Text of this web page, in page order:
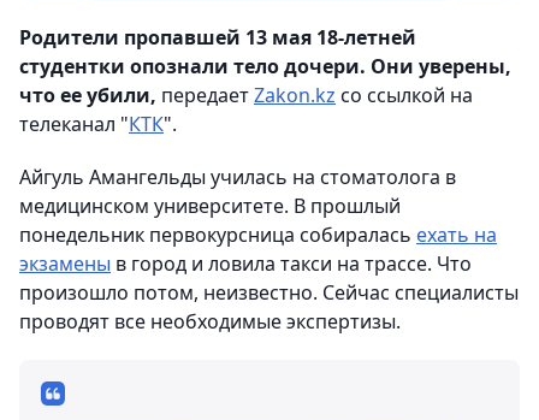
Родители пропавшей 13 мая 18-летней
студентки опознали тело дочери. Они уверены,
что ее убили, передаетZakon.kz со ссылкой на
телеканал "КТК".
Айгуль Амангельды училась на стоматолога в
медицинском университете. В прошлый
понедельник первокурсница собиралась ехать на
экзамены в город и ловила такси на трассе. Что
произошло потом, неизвестно. Сейчас специалисты
проводят все необходимые экспертизы.